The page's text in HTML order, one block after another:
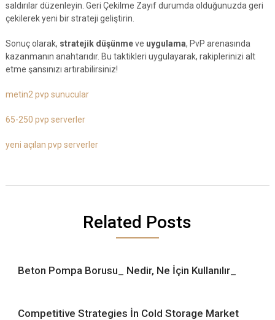
saldırılar düzenleyin. Geri Çekilme Zayıf durumda olduğunuzda geri
çekilerek yeni bir strateji geliştirin.
Sonuç olarak, stratejik düşünmeve uygulama, PvP arenasında
kazanmanın anahtarıdır. Bu taktikleri uygulayarak, rakiplerinizi alt
etme şansınızı artırabilirsiniz!
metin2 pvp sunucular
65-250 pvp serverler
yeni açılan pvp serverler
Related Posts
Beton Pompa Borusu_ Nedir, Ne İçin Kullanılır_
Competitive Strategies İn Cold Storage Market